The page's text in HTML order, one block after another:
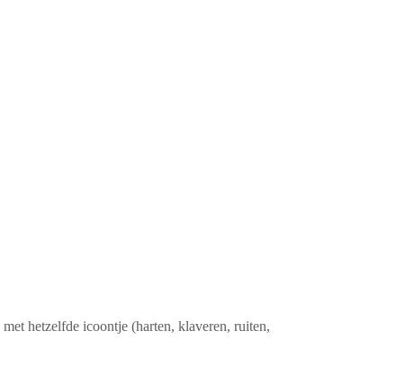
met hetzelfde icoontje (harten, klaveren, ruiten,